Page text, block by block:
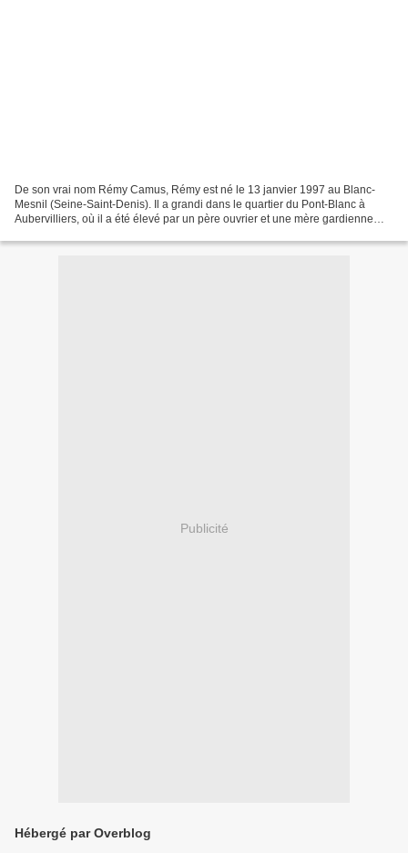
De son vrai nom Rémy Camus, Rémy est né le 13 janvier 1997 au Blanc-
Mesnil (Seine-Saint-Denis). Il a grandi dans le quartier du Pont-Blanc à
Aubervilliers, où il a été élevé par un père ouvrier et une mère gardienne
Publicité
Hébergé par Overblog